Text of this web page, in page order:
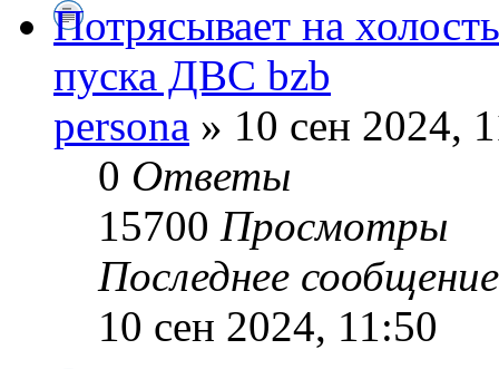
Потрясывает на
пуска ДВС bzb
persona » 10 сен 2024,
0 Ответы
15700 Просмотры
Последнее
10 сен 2024, 11:50